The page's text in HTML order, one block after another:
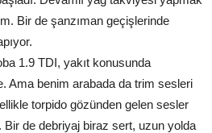
Bir de şanzıman geçişlerinde
1.9 TDI, yakıt konusunda
Ama benim arabada da trim sesleri
torpido gözünden gelen sesler
de debriyaj biraz sert, uzun yolda